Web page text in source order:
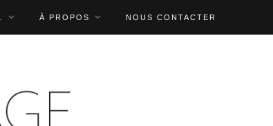
À PROPOS NOUS CONTACTER